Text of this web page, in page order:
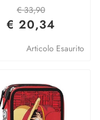
€ 33,90
€ 20,34
Articolo Esaurito